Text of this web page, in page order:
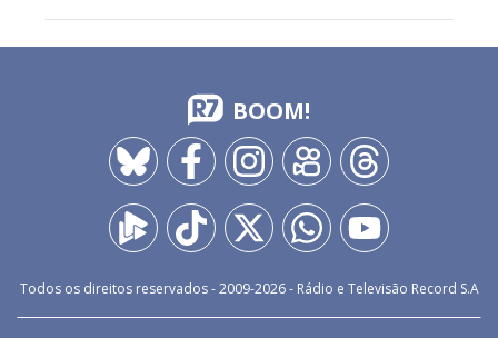
BOOM!
Todos os direitos reservados - 2009-2026- Rádio e Televisão Record S.A